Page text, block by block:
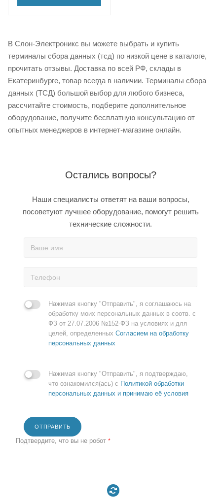
В Слон-Электроникс вы можете выбрать и купить
терминалы сбора данных (тсд) по низкой цене в каталоге,
прочитать отзывы. Доставка по всей РФ, склады в
Екатеринбурге, товар всегда в наличии. Терминалы сбора
данных (ТСД) большой выбор для любого бизнеса,
рассчитайте стоимость, подберите дополнительное
оборудование, получите бесплатную консультацию от
опытных менеджеров в интернет-магазине онлайн.
Остались вопросы?
Наши специалисты ответят на ваши вопросы,
посоветуют лучшее оборудование, помогут решить
технические сложности.
Нажимая кнопку "Отправить", я соглашаюсь на
обработку моих персональных данных в соотв. с
ФЗ от 27.07.2006 №152-ФЗ на условиях и для
целей, определенных Согласием на обработку
персональных данных
Нажимая кнопку "Отправить", я подтверждаю,
что ознакомился(ась) с Политикой обработки
персональных данных и принимаю её условия
ОТПРАВИТЬ
Подтвердите, что вы не робот *